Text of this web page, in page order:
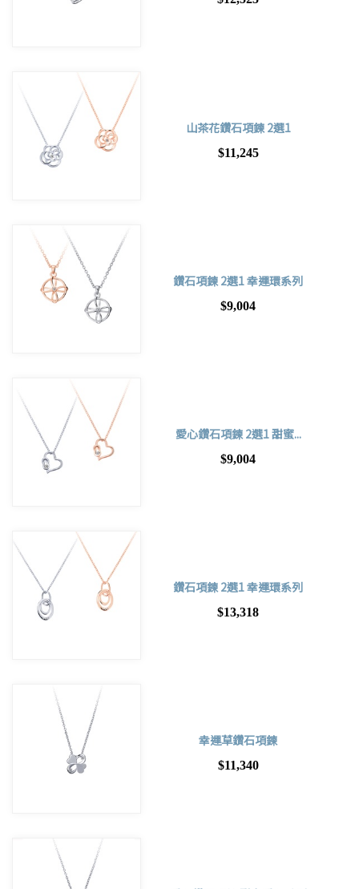
山茶花鑽石項鍊 2選1
$11,245
鑽石項鍊 2選1 幸運環系列
$9,004
愛心鑽石項鍊 2選1 甜蜜...
$9,004
鑽石項鍊 2選1 幸運環系列
$13,318
幸運草鑽石項鍊
$11,340